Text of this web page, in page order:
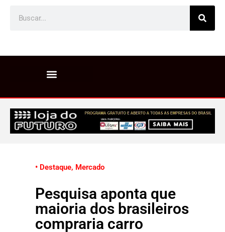
• Destaque, Mercado
Pesquisa aponta que
maioria dos brasileiros
compraria carro